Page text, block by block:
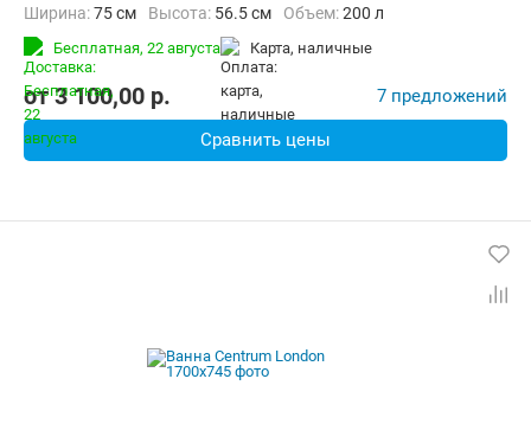
Ширина:75 см Высота: 56.5 см Объем:200 л
Бесплатная, 22 августа карта, наличные
от3 100,00 p. 7 предложений
Сравнить цены